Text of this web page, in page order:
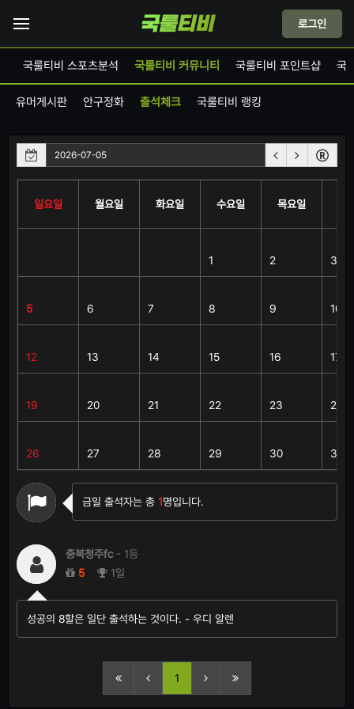
로그인
국룰티비 스포츠분석 국룰티비 커뮤니티 국룰티비 포인트샵 국
유머게시판 안구정화 출석체크 국룰티비 랭킹
일요일 월요일 화요일 수요일 목요일
1 2 3
5 6 7 8 9 10
12 13 14 15 16 17
19 20 21 22 23 24
26 27 28 29 30 31
금일 출석자는 총 1명입니다.
충북청주fc- 1등
5
1일
성공의 8할은 일단 출석하는 것이다. - 우디 알렌
1